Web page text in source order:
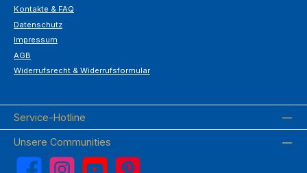
Kontakte & FAQ
Datenschutz
Impressum
AGB
Widerrufsrecht & Widerrufsformular
Service-Hotline
Unsere Communities